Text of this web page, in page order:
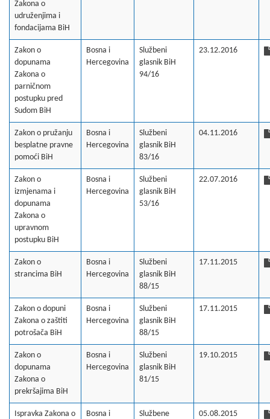
Zakona o
udruženjima i
fondacijama BiH
Zakon o
dopunama
Zakona o
parničnom
postupku pred
Sudom BiH
Bosna i
Hercegovina
Službeni
glasnik BiH
94/16
23.12.2016
Zakon o pružanju
besplatne pravne
pomoći BiH
Bosna i
Hercegovina
Službeni
glasnik BiH
83/16
04.11.2016
Zakon o
izmjenama i
dopunama
Zakona o
upravnom
postupku BiH
Bosna i
Hercegovina
Službeni
glasnik BiH
53/16
22.07.2016
Zakon o
strancima BiH
Bosna i
Hercegovina
Službeni
glasnik BiH
88/15
17.11.2015
Zakon o dopuni
Zakona o zaštiti
potrošača BiH
Bosna i
Hercegovina
Službeni
glasnik BiH
88/15
17.11.2015
Zakon o
dopunama
Zakona o
prekršajima BiH
Bosna i
Hercegovina
Službeni
glasnik BiH
81/15
19.10.2015
Ispravka Zakona o
Bosna i
Službene
05.08.2015